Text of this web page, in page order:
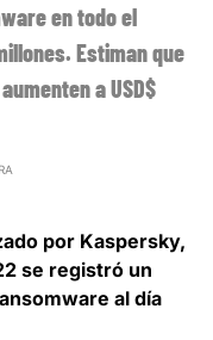
en todo el
Estiman que
a USD$
por Kaspersky,
se registró un
al día